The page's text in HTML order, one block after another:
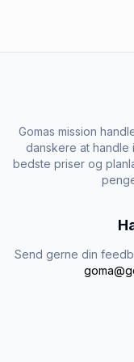
Gomas mission
danskere at handle
bedste priser og
Send gerne din